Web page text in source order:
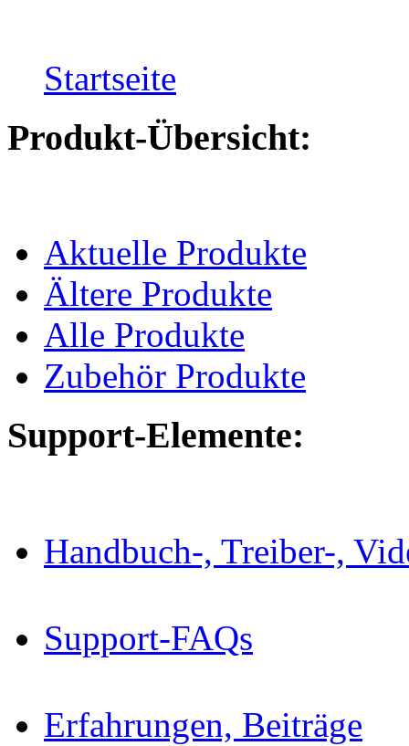
Startseite
Produkt-Übersicht:
Aktuelle Produkte
Ältere Produkte
Alle Produkte
Zubehör Produkte
Support-Elemente:
Handbuch-, Treiber-,
Support-FAQs
Erfahrungen, Beiträge